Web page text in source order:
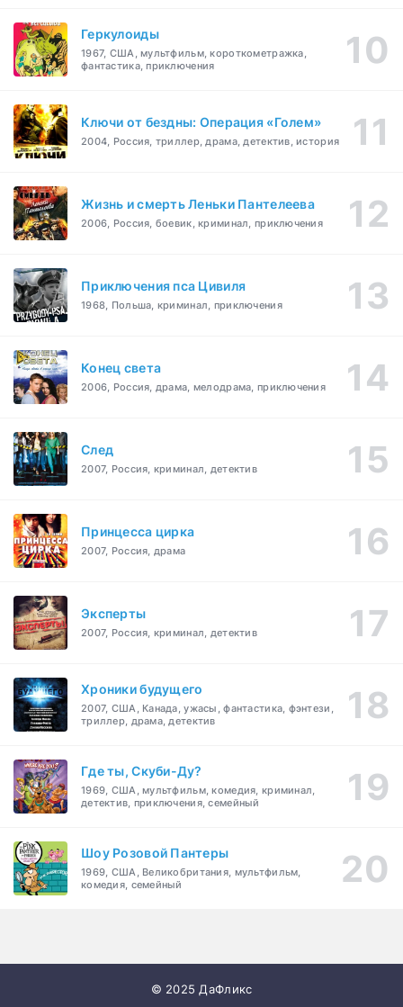
Геркулоиды
1967, США, мультфильм, короткометражка,
фантастика, приключения
Ключи от бездны: Операция «Голем»
2004, Россия, триллер, драма, детектив, история
Жизнь и смерть Леньки Пантелеева
2006, Россия, боевик, криминал, приключения
Приключения пса Цивиля
1968, Польша, криминал, приключения
Конец света
2006, Россия, драма, мелодрама, приключения
След
2007, Россия, криминал, детектив
Принцесса цирка
2007, Россия, драма
Эксперты
2007, Россия, криминал, детектив
Хроники будущего
2007, США, Канада, ужасы, фантастика, фэнтези,
триллер, драма, детектив
Где ты, Скуби-Ду?
1969, США, мультфильм, комедия, криминал,
детектив, приключения, семейный
Шоу Розовой Пантеры
1969, США, Великобритания, мультфильм,
комедия, семейный
© 2025 ДаФликс